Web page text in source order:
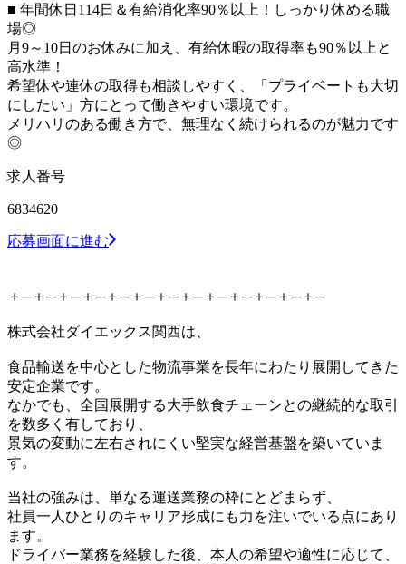
■ 年間休日114日＆有給消化率90％以上！しっかり休める職
場◎
月9～10日のお休みに加え、有給休暇の取得率も90％以上と
高水準！
希望休や連休の取得も相談しやすく、「プライベートも大切
にしたい」方にとって働きやすい環境です。
メリハリのある働き方で、無理なく続けられるのが魅力です
◎
求人番号
6834620
応募画面に進む
＋─＋─＋─＋─＋─＋─＋─＋─＋─＋─＋─＋─＋─
株式会社ダイエックス関西は、
食品輸送を中心とした物流事業を長年にわたり展開してきた
安定企業です。
なかでも、全国展開する大手飲食チェーンとの継続的な取引
を数多く有しており、
景気の変動に左右されにくい堅実な経営基盤を築いていま
す。
当社の強みは、単なる運送業務の枠にとどまらず、
社員一人ひとりのキャリア形成にも力を注いでいる点にあり
ます。
ドライバー業務を経験した後、本人の希望や適性に応じて、